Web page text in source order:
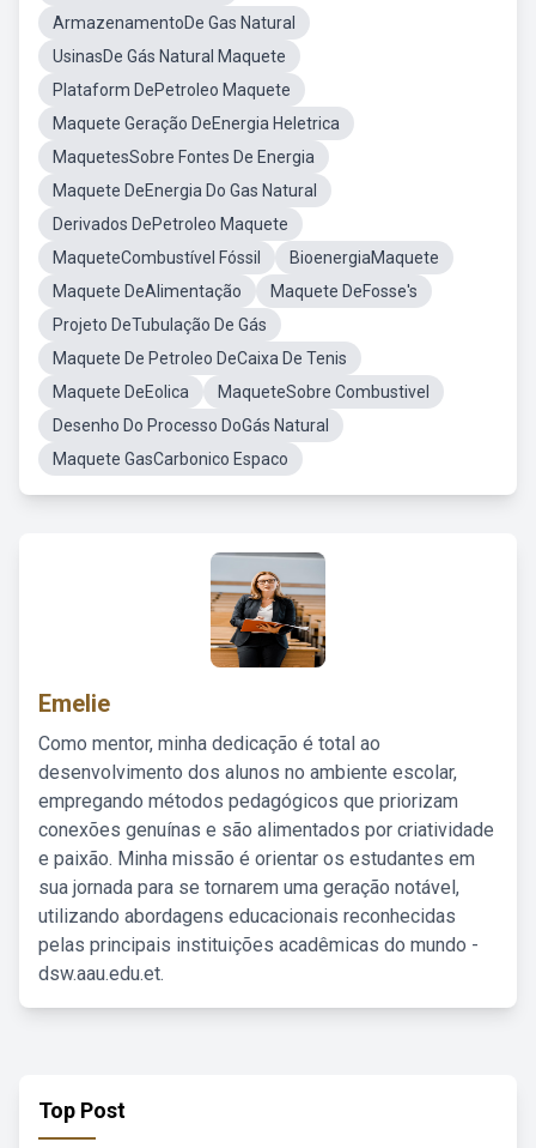
ArmazenamentoDe Gas Natural
UsinasDe Gás Natural Maquete
Plataform DePetroleo Maquete
Maquete Geração DeEnergia Heletrica
MaquetesSobre Fontes De Energia
Maquete DeEnergia Do Gas Natural
Derivados DePetroleo Maquete
MaqueteCombustível Fóssil
BioenergiaMaquete
Maquete DeAlimentação
Maquete DeFosse's
Projeto DeTubulação De Gás
Maquete De Petroleo DeCaixa De Tenis
Maquete DeEolica
MaqueteSobre Combustivel
Desenho Do Processo DoGás Natural
Maquete GasCarbonico Espaco
Emelie
Como mentor, minha dedicação é total ao
desenvolvimento dos alunos no ambiente escolar,
empregando métodos pedagógicos que priorizam
conexões genuínas e são alimentados por criatividade
e paixão. Minha missão é orientar os estudantes em
sua jornada para se tornarem uma geração notável,
utilizando abordagens educacionais reconhecidas
pelas principais instituições acadêmicas do mundo -
dsw.aau.edu.et.
Top Post